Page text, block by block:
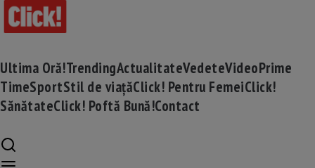
Ultima Oră!TrendingActualitateVedeteVideoPrime
TimeSportStil de viațăClick! Pentru FemeiClick!
SănătateClick! Poftă Bună!Contact